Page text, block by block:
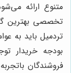
متنوع ارائه
تخصصی بهترین
تردمیل باید به
بودجه خریدار
فروشندگان